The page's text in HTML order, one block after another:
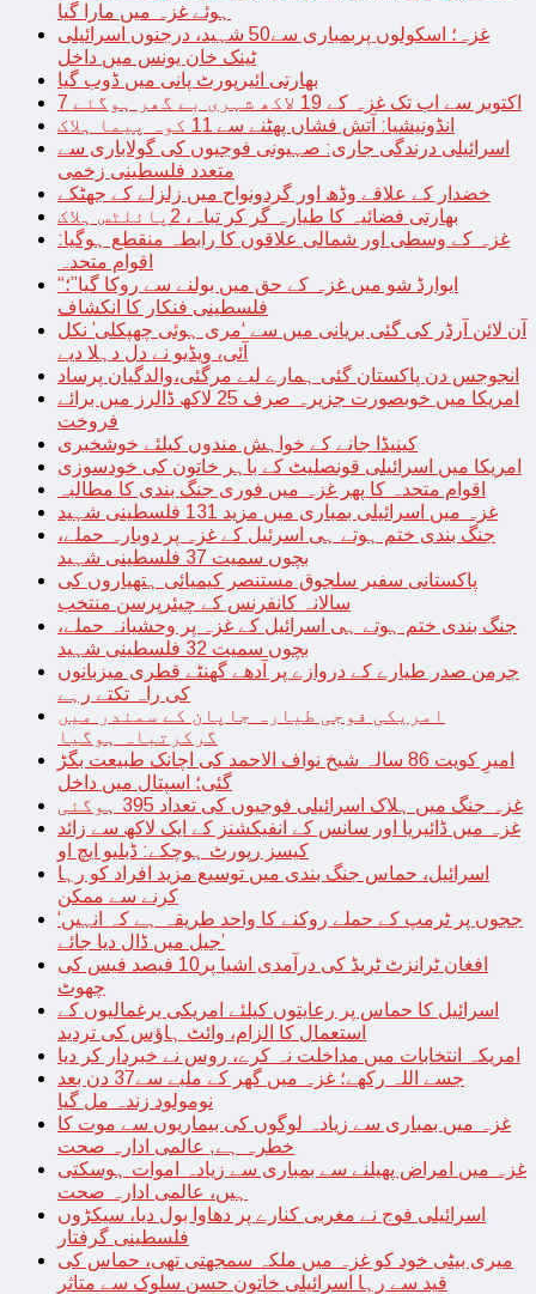
ہوئے غزہ میں مارا گیا
غزہ؛ اسکولوں پربمباری سے50 شہید، درجنوں اسرائیلی
ٹینک خان یونس میں داخل
بھارتی ائیرپورٹ پانی میں ڈوب گیا
7 اکتوبر سے اب تک غزہ کے 19 لاکھ شہری بے گھر ہوگئے
انڈونیشیا: آتش فشاں پھٹنے سے 11 کوہ پیما ہلاک
اسرائیلی درندگی جاری: صہیونی فوجیوں کی گولاباری سے
متعدد فلسطینی زخمی
خضدار کے علاقے وڈھ اور گردونواح میں زلزلے کے جھٹکے
بھارتی فضائیہ کا طیارہ گر کر تباہ، 2پائلٹس ہلاک
غزہ کے وسطی اور شمالی علاقوں کا رابطہ منقطع ہوگیا:
اقوام متحدہ
“ایوارڈ شو میں غزہ کے حق میں بولنے سے روکا گیا”؛
فلسطینی فنکار کا انکشاف
آن لائن آرڈر کی گئی بریانی میں سے ‘مری ہوئی چھپکلی’ نکل
آئی، ویڈیو نے دل دہلا دیے
انجوجس دن پاکستان گئی ہمارے لیے مرگئی،والدگیان پرساد
امریکا میں خوبصورت جزیرہ صرف 25 لاکھ ڈالرز میں برائے
فروخت
کینیڈا جانے کے خواہش مندوں کیلئے خوشخبری
امریکا میں اسرائیلی قونصلیٹ کے باہر خاتون کی خودسوزی
اقوام متحدہ کا پھر غزہ میں فوری جنگ بندی کا مطالبہ
غزہ میں اسرائیلی بمباری میں مزید 131 فلسطینی شہید
جنگ بندی ختم ہوتے ہی اسرئیل کے غزہ پر دوبارہ حملے،
بچوں سمیت 37 فلسطینی شہید
پاکستانی سفیر سلجوق مستنصر کیمیائی ہتھیاروں کی
سالانہ کانفرنس کے چیئرپرسن منتخب
جنگ بندی ختم ہوتے ہی اسرائیل کے غزہ پر وحشیانہ حملے،
بچوں سمیت 32 فلسطینی شہید
جرمن صدر طیارے کے دروازے پر آدھے گھنٹے قطری میزبانوں
کی راہ تکتے رہے
امریکی فوجی طیارہ جاپان کے سمندر میں
گرکرتباہ ہوگیا
امیرِ کویت 86 سالہ شیخ نواف الاحمد کی اچانک طبیعت بگڑ
گئی؛ اسپتال میں داخل
غزہ جنگ میں ہلاک اسرائیلی فوجیوں کی تعداد 395 ہوگئی
غزہ میں ڈائیریا اور سانس کے انفیکشنز کے ایک لاکھ سے زائد
کیسز رپورٹ ہوچکے: ڈبلیو ایچ او
اسرائیل، حماس جنگ بندی میں توسیع مزید افراد کو رہا
کرنے سے ممکن
‘ججوں پر ٹرمپ کے حملے روکنے کا واحد طریقہ ہے کہ انہیں
جیل میں ڈال دیا جائے’
افغان ٹرانزٹ ٹریڈ کی درآمدی اشیا پر10 فیصد فیس کی
چھوٹ
اسرائیل کا حماس پر رعایتوں کیلئے امریکی یرغمالیوں کے
استعمال کا الزام، وائٹ ہاؤس کی تردید
امریکہ انتخابات میں مداخلت نہ کرے، روس نے خبردار کر دیا
جسے اللہ رکھے؛ غزہ میں گھر کے ملبے سے37 دن بعد
نومولود زندہ مل گیا
غزہ میں بمباری سے زیادہ لوگوں کی بیماریوں سے موت کا
خطرہ ہے, عالمی ادارہ صحت
غزہ میں امراض پھیلنے سے بمباری سے زیادہ اموات ہوسکتی
ہیں، عالمی ادارہ صحت
اسرائیلی فوج نے مغربی کنارے پر دھاوا بول دیا، سیکڑوں
فلسطینی گرفتار
میری بیٹی خود کو غزہ میں ملکہ سمجھتی تھی، حماس کی
قید سے رہا اسرائیلی خاتون حسن سلوک سے متاثر